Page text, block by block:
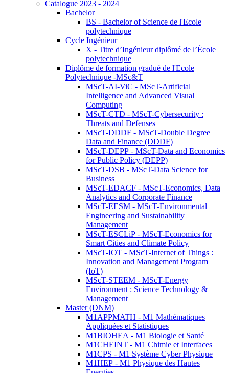
Catalogue 2023 - 2024
Bachelor
BS - Bachelor of Science de l'Ecole
polytechnique
Cycle Ingénieur
X - Titre d’Ingénieur diplômé de l’École
polytechnique
Diplôme de formation gradué de l'Ecole
Polytechnique -MSc&T
MScT-AI-ViC - MScT-Artificial
Intelligence and Advanced Visual
Computing
MScT-CTD - MScT-Cybersecurity :
Threats and Defenses
MScT-DDDF - MScT-Double Degree
Data and Finance (DDDF)
MScT-DEPP - MScT-Data and Economics
for Public Policy (DEPP)
MScT-DSB - MScT-Data Science for
Business
MScT-EDACF - MScT-Economics, Data
Analytics and Corporate Finance
MScT-EESM - MScT-Environmental
Engineering and Sustainability
Management
MScT-ESCLiP - MScT-Economics for
Smart Cities and Climate Policy
MScT-IOT - MScT-Internet of Things :
Innovation and Management Program
(IoT)
MScT-STEEM - MScT-Energy
Environment : Science Technology &
Management
Master (DNM)
M1APPMATH - M1 Mathématiques
Appliquées et Statistiques
M1BIOHEA - M1 Biologie et Santé
M1CHEINT - M1 Chimie et Interfaces
M1CPS - M1 Système Cyber Physique
M1HEP - M1 Physique des Hautes